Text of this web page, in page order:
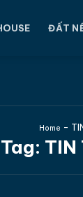
ĐẤT
Home -
TIN